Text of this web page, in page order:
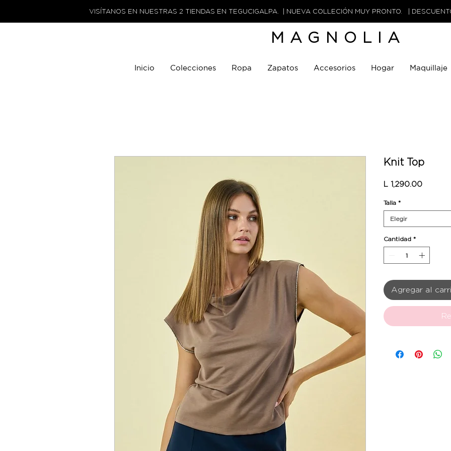
VISÍTANOS EN NUESTRAS 2 TIENDAS EN TEGUCIGALPA. | NUEVA COLLECIÓN MUY PRONTO. |
MAGNOLIA
Inicio Colecciones Ropa Zapatos Accesorios Hogar Maquillaje
Knit Top
L 1,290.00Precio
Talla *
Elegir
Cantidad *
Agregar al